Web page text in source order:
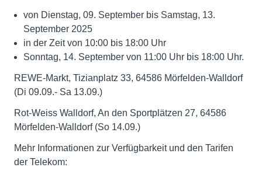
von Dienstag, 09. September bis Samstag, 13.
September 2025
in der Zeit von 10:00 bis 18:00 Uhr
Sonntag, 14. September von 11:00 Uhr bis 18:00 Uhr.
REWE-Markt, Tizianplatz 33, 64586 Mörfelden-Walldorf
(Di 09.09.- Sa 13.09.)
Rot-Weiss Walldorf, An den Sportplätzen 27, 64586
Mörfelden-Walldorf (So 14.09.)
Mehr Informationen zur Verfügbarkeit und den Tarifen
der Telekom: